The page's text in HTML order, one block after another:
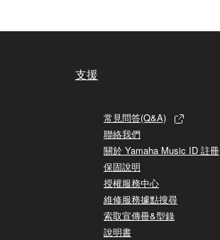
支援
常見問答(Q&A)
聯絡我們
關於 Yamaha Music ID 註冊
保固說明
授權服務中心
維修服務據點搜尋
索取宣傳冊&型錄
說明書